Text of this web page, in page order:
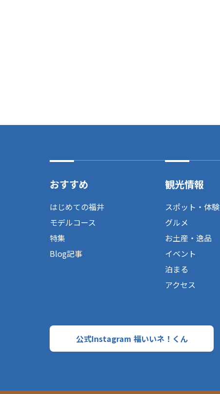
おすすめ
はじめての福井
モデルコース
特集
Blog記事
観光情報
スポット・体験
グルメ
お土産・逸品
イベント
泊まる
アクセス
公式Instagram 福いいネ！くん